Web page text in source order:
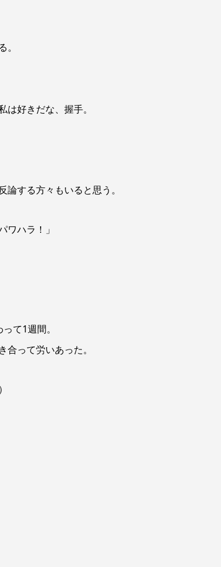
。
は好きだな、握手。
論する方々もいると思う。
ワハラ！」
って1週間。
って労いあった。